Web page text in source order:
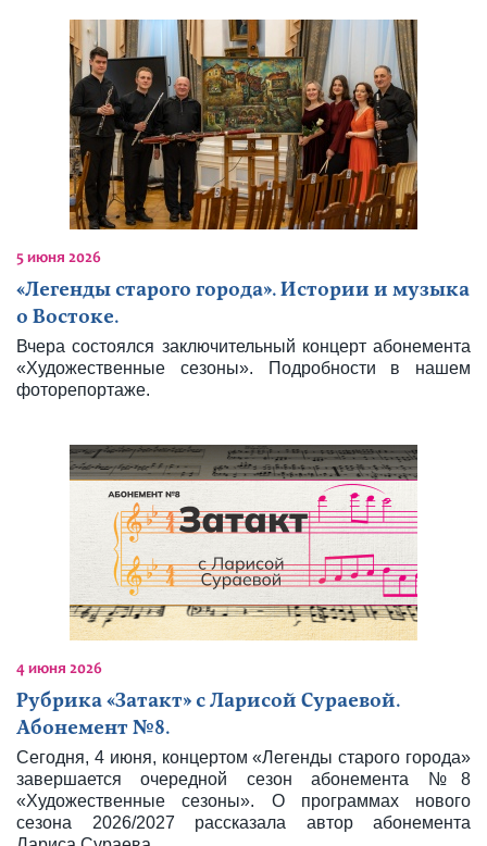
5 июня 2026
«Легенды старого города». Истории и музыка
о Востоке.
Вчера состоялся заключительный концерт абонемента
«Художественные сезоны». Подробности в нашем
фоторепортаже.
4 июня 2026
Рубрика «Затакт» с Ларисой Сураевой.
Абонемент №8.
Сегодня, 4 июня, концертом «Легенды старого города»
завершается очередной сезон абонемента №8
«Художественные сезоны». О программах нового
сезона 2026/2027 рассказала автор абонемента